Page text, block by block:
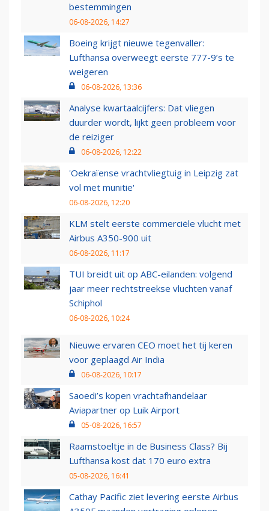
bestemmingen
06-08-2026, 14:27
Boeing krijgt nieuwe tegenvaller:
Lufthansa overweegt eerste 777-9’s te
weigeren
06-08-2026, 13:36
Analyse kwartaalcijfers: Dat vliegen
duurder wordt, lijkt geen probleem voor
de reiziger
06-08-2026, 12:22
'Oekraïense vrachtvliegtuig in Leipzig zat
vol met munitie'
06-08-2026, 12:20
KLM stelt eerste commerciële vlucht met
Airbus A350-900 uit
06-08-2026, 11:17
TUI breidt uit op ABC-eilanden: volgend
jaar meer rechtstreekse vluchten vanaf
Schiphol
06-08-2026, 10:24
Nieuwe ervaren CEO moet het tij keren
voor geplaagd Air India
06-08-2026, 10:17
Saoedi’s kopen vrachtafhandelaar
Aviapartner op Luik Airport
05-08-2026, 16:57
Raamstoeltje in de Business Class? Bij
Lufthansa kost dat 170 euro extra
05-08-2026, 16:41
Cathay Pacific ziet levering eerste Airbus